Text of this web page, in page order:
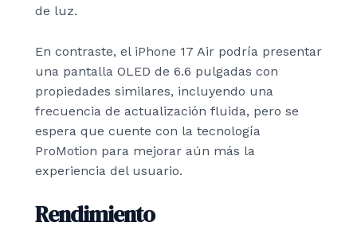
de luz.
En contraste, el iPhone 17 Air podría presentar
una pantalla OLED de 6.6 pulgadas con
propiedades similares, incluyendo una
frecuencia de actualización fluida, pero se
espera que cuente con la tecnología
ProMotion para mejorar aún más la
experiencia del usuario.
Rendimiento